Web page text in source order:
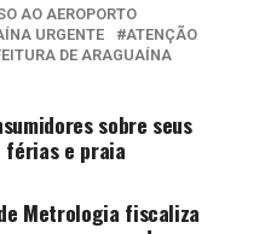
AO AEROPORTO
URGENTE
ATENÇÃO
DE ARAGUAÍNA
sobre seus
férias e praia
Metrologia fiscaliza